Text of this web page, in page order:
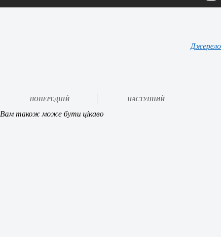
Джерело
ПОПЕРЕДНІЙ НАСТУПНИЙ
Вам також може бути цікаво